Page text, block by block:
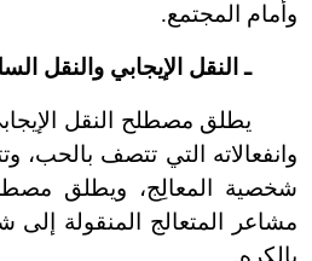
وأمام المجتمع.
ـ النقل الإيجابي والنقل
يطلق مصطلح النقل
وانفعالاته التي تتصف بالحب،
شخصية المعالِج، ويطلق
مشاعر المتعالج المنقولة
بالكره.